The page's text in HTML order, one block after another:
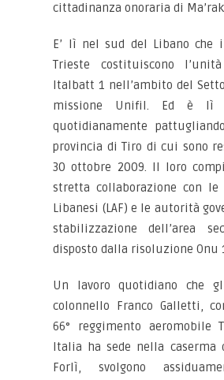
cittadinanza onoraria di
E’ lì nel sud del Libano che
Trieste costituiscono
Italbatt 1 nell’ambito del
missione Unifil. Ed è lì
quotidianamente
provincia di Tiro di cui sono
30 ottobre 2009. Il loro
stretta collaborazione con le
Libanesi (LAF) e le autorità
stabilizzazione dell’area
disposto dalla risoluzione Onu
Un lavoro quotidiano che
colonnello Franco Galletti,
66° reggimento aeromobile
Italia ha sede nella caserma
Forlì, svolgono